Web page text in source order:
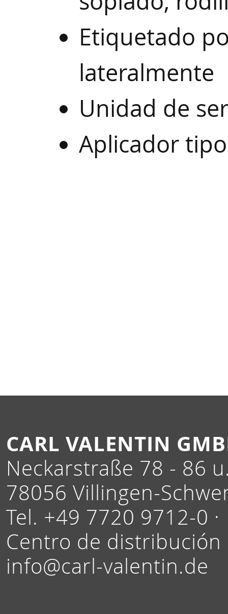
Etiquetado
lateralmente
Unidad de
Aplicador
CARL VALENTIN
Neckarstraße 78 - 86
78056 Villingen-
Tel. +49 7720 9712-0 ·
Centro de distribución
info@carl-valentin.de